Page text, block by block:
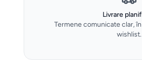
Livrare
Termene comunicate clar,
wishlist.